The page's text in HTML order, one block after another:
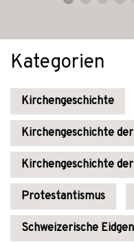
Kategorien
Kirchengeschichte
Kirchengeschichte
Kirchengeschichte
Protestantismus
Schweizerische